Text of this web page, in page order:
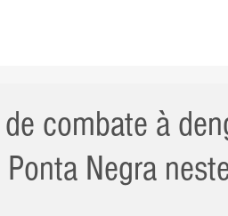
combate à
Negra